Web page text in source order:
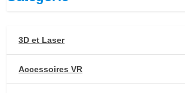
3D et Laser
Accessoires VR